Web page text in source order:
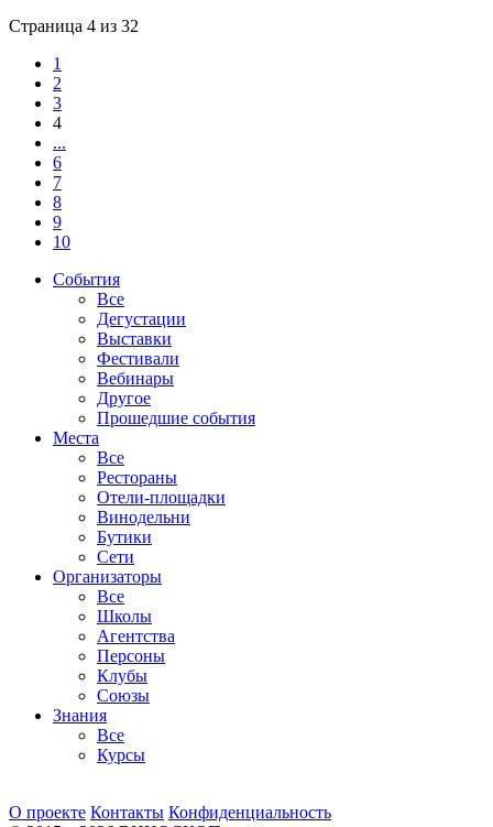
Страница 4 из 32
1
2
3
4
...
6
7
8
9
10
События
Все
Дегустации
Выставки
Фестивали
Вебинары
Другое
Прошедшие события
Места
Все
Рестораны
Отели-площадки
Винодельни
Бутики
Сети
Организаторы
Все
Школы
Агентства
Персоны
Клубы
Союзы
Знания
Все
Курсы
О проекте Контакты Конфиденциальность